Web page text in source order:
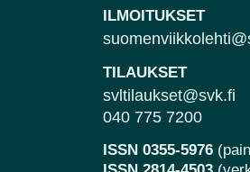
ILMOITUKSET
TILAUKSET
svltilaukset@svk.fi
040 775 7200
ISSN 0355-5976